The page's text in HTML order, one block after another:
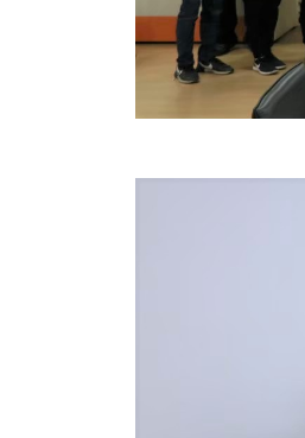
รายงานการประชุมสภา
รายงานรายรับรายจ่าย
รายงานการติดตามแล